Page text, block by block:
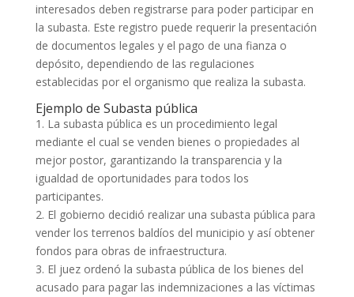
interesados deben registrarse para poder participar en
la subasta. Este registro puede requerir la presentación
de documentos legales y el pago de una fianza o
depósito, dependiendo de las regulaciones
establecidas por el organismo que realiza la subasta.
Ejemplo de Subasta pública
1. La subasta pública es un procedimiento legal
mediante el cual se venden bienes o propiedades al
mejor postor, garantizando la transparencia y la
igualdad de oportunidades para todos los
participantes.
2. El gobierno decidió realizar una subasta pública para
vender los terrenos baldíos del municipio y así obtener
fondos para obras de infraestructura.
3. El juez ordenó la subasta pública de los bienes del
acusado para pagar las indemnizaciones a las víctimas